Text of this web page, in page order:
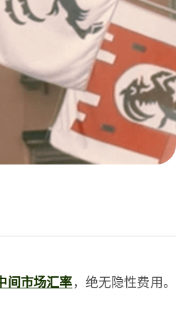
间市场汇率，绝无隐性费用。